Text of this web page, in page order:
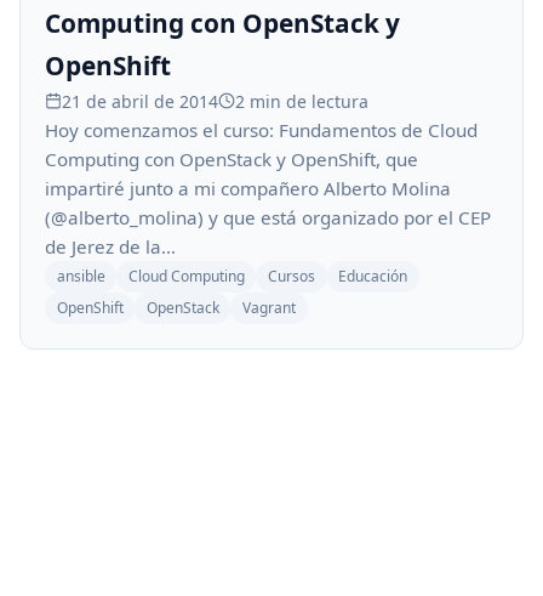
Computing con OpenStack y
OpenShift
21 de abril de 2014 2 min de lectura
Hoy comenzamos el curso: Fundamentos de Cloud
Computing con OpenStack y OpenShift, que
impartiré junto a mi compañero Alberto Molina
(@alberto_molina) y que está organizado por el CEP
de Jerez de la…
ansible Cloud Computing Cursos
Educación
OpenShift
OpenStack Vagrant